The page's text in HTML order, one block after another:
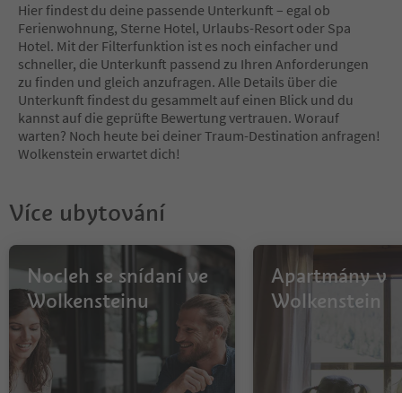
Hier findest du deine passende Unterkunft – egal ob
Ferienwohnung, Sterne Hotel, Urlaubs-Resort oder Spa
Hotel. Mit der Filterfunktion ist es noch einfacher und
schneller, die Unterkunft passend zu Ihren Anforderungen
zu finden und gleich anzufragen. Alle Details über die
Unterkunft findest du gesammelt auf einen Blick und du
kannst auf die geprüfte Bewertung vertrauen. Worauf
warten? Noch heute bei deiner Traum-Destination anfragen!
Wolkenstein erwartet dich!
Více ubytování
Nocleh se snídaní ve
Wolkensteinu
Apartmány v
Wolkenstein